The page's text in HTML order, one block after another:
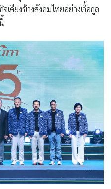
เคียงข้างสังคมไทยอย่างเกื้อกูล